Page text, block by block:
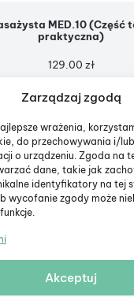
Zarządzaj zgodą
wrażenia,
do przechowywania i/
o urządzeniu. Zgoda na
dane, takie jak
identyfikatory na tej
wycofanie zgody może
Akceptuj
MED.10 (Część
praktyczna)
129.00 zł
prawa zastrzeżone.